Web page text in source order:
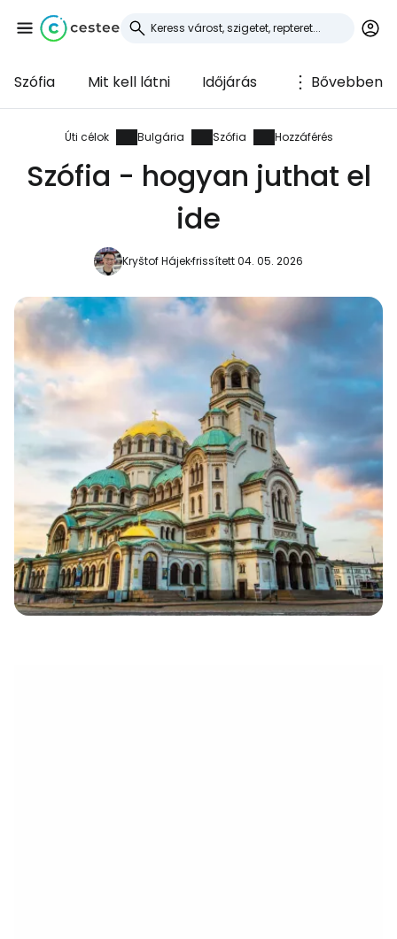
Szófia Mit kell látni Időjárás Bővebben
Úti célok Bulgária Szófia Hozzáférés
Szófia - hogyan juthat el
ide
Kryštof Hájekfrissített 04. 05. 2026
Bejelentkezés a
Cestee-be
... az utazási közösség világszerte
Folytatás a Facebookkal
Folytassa e-mailben